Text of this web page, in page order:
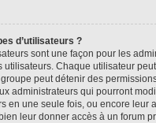
d’utilisateurs ?
sont une façon pour les
utilisateurs. Chaque utilisateur
peut détenir des
administrateurs qui pourront
en une seule fois, ou encore leur
leur donner accès à un forum